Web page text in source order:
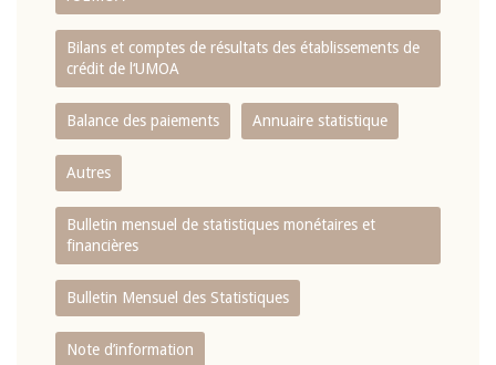
Bilans et comptes de résultats des établissements de
crédit de l‘UMOA
Balance des paiements Annuaire statistique
Autres
Bulletin mensuel de statistiques monétaires et
financières
Bulletin Mensuel des Statistiques
Note d’information